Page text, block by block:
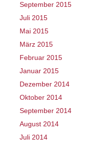
September 2015
Juli 2015
Mai 2015
März 2015
Februar 2015
Januar 2015
Dezember 2014
Oktober 2014
September 2014
August 2014
Juli 2014